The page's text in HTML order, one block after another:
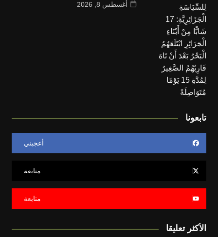
أغسطس 8, 2026
تابعونا
أعجبني
متابعة
متابعة
الأكثر تعليقا